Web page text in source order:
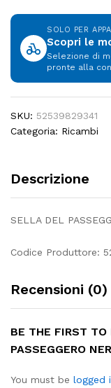
SOLO PER
Scopri le
Selezione di
pronte alla
SKU: 52539829341
Categoria: Ricambi
Descrizione
SELLA DEL
Codice Produttore:
Recensioni (0)
BE THE FIRST TO
PASSEGGERO
You must be logged